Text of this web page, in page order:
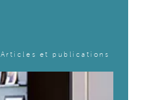
Articles et publications